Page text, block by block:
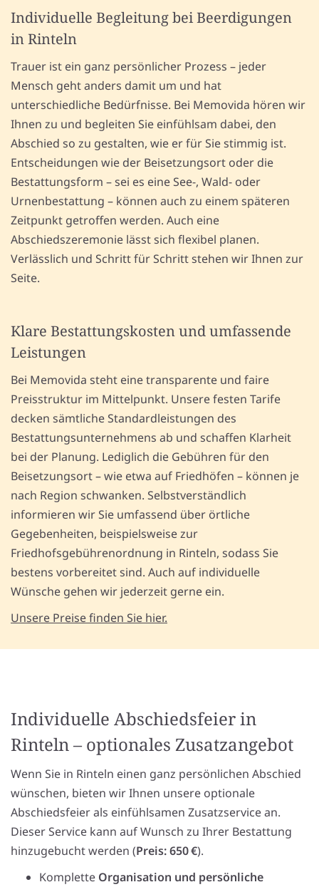
Individuelle Begleitung bei Beerdigungen
in Rinteln
Trauer ist ein ganz persönlicher Prozess – jeder
Mensch geht anders damit um und hat
unterschiedliche Bedürfnisse. Bei Memovida hören wir
Ihnen zu und begleiten Sie einfühlsam dabei, den
Abschied so zu gestalten, wie er für Sie stimmig ist.
Entscheidungen wie der Beisetzungsort oder die
Bestattungsform – sei es eine See-, Wald- oder
Urnenbestattung – können auch zu einem späteren
Zeitpunkt getroffen werden. Auch eine
Abschiedszeremonie lässt sich flexibel planen.
Verlässlich und Schritt für Schritt stehen wir Ihnen zur
Seite.
Klare Bestattungskosten und umfassende
Leistungen
Bei Memovida steht eine transparente und faire
Preisstruktur im Mittelpunkt. Unsere festen Tarife
decken sämtliche Standardleistungen des
Bestattungsunternehmens ab und schaffen Klarheit
bei der Planung. Lediglich die Gebühren für den
Beisetzungsort – wie etwa auf Friedhöfen – können je
nach Region schwanken. Selbstverständlich
informieren wir Sie umfassend über örtliche
Gegebenheiten, beispielsweise zur
Friedhofsgebührenordnung in Rinteln, sodass Sie
bestens vorbereitet sind. Auch auf individuelle
Wünsche gehen wir jederzeit gerne ein.
Unsere Preise finden Sie hier.
Individuelle Abschiedsfeier in
Rinteln – optionales Zusatzangebot
Wenn Sie in Rinteln einen ganz persönlichen Abschied
wünschen, bieten wir Ihnen unsere optionale
Abschiedsfeier als einfühlsamen Zusatzservice an.
Dieser Service kann auf Wunsch zu Ihrer Bestattung
hinzugebucht werden (Preis: 650 €).
Komplette Organisation und persönliche